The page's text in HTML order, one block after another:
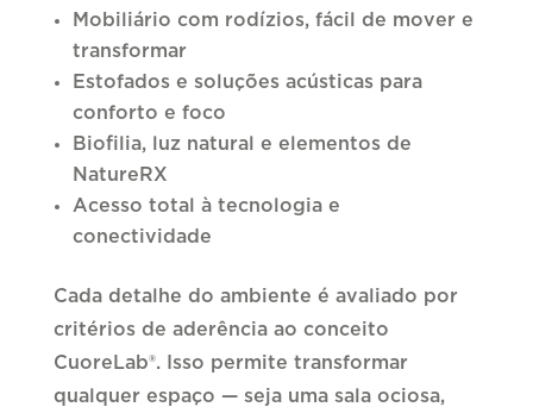
Mobiliário com rodízios, fácil de mover e
transformar
Estofados e soluções acústicas para
conforto e foco
Biofilia, luz natural e elementos de
NatureRX
Acesso total à tecnologia e
conectividade
Cada detalhe do ambiente é avaliado por
critérios de aderência ao conceito
CuoreLab®. Isso permite transformar
qualquer espaço — seja uma sala ociosa,